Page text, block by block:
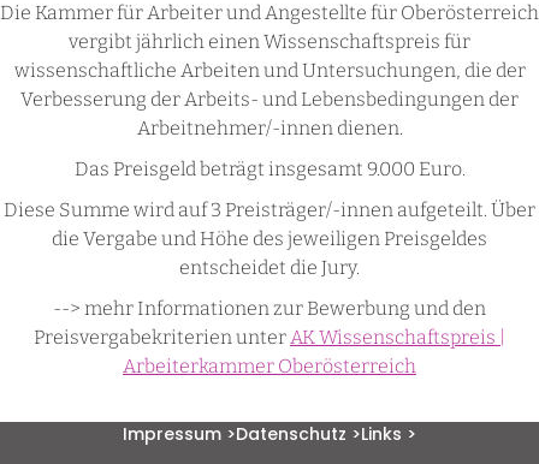
Die Kammer für Arbeiter und Angestellte für Oberösterreich
vergibt jährlich einen Wissenschaftspreis für
wissenschaftliche Arbeiten und Untersuchungen, die der
Verbesserung der Arbeits- und Lebensbedingungen der
Arbeitnehmer/-innen dienen.
Das Preisgeld beträgt insgesamt 9.000 Euro.
Diese Summe wird auf 3 Preisträger/-innen aufgeteilt. Über
die Vergabe und Höhe des jeweiligen Preisgeldes
entscheidet die Jury.
--> mehr Informationen zur Bewerbung und den
Preisvergabekriterien unterAK Wissenschaftspreis |
Arbeiterkammer Oberösterreich
Impressum >Datenschutz >Links >